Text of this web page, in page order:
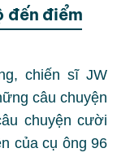
đến điểm
chiến sĩ JW
câu chuyện
chuyện cười
của cụ ông 96